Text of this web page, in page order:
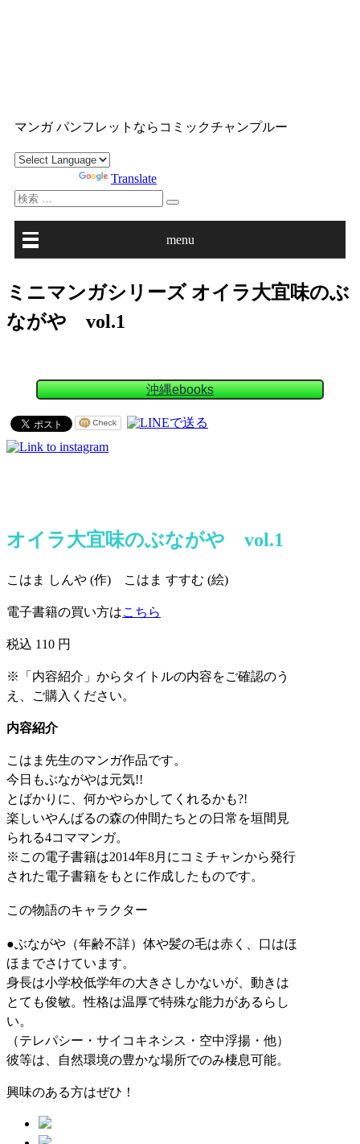
ス
キ
ッ
プ
マンガ パンフレットならコミックチャンプルー
Translate
検
対
象:
menu
ミニマンガシリーズ オイラ大宜味のぶ
ながや vol.1
沖縄ebooks
オイラ大宜味のぶながや vol.1
こはま しんや (作) こはま すすむ (絵)
電子書籍の買い方はこちら
税込 110 円
※「内容紹介」からタイトルの内容をご確認のう
え、ご購入ください。
内容紹介
こはま先生のマンガ作品です。
今日もぶながやは元気!!
とばかりに、何かやらかしてくれるかも?!
楽しいやんばるの森の仲間たちとの日常を垣間見
られる4コママンガ。
※この電子書籍は2014年8月にコミチャンから発行
された電子書籍をもとに作成したものです。
この物語のキャラクター
●ぶながや（年齢不詳）体や髪の毛は赤く、口はほ
ほまでさけています。
身長は小学校低学年の大きさしかないが、動きは
とても俊敏。性格は温厚で特殊な能力があるらし
い。
（テレパシー・サイコキネシス・空中浮揚・他）
彼等は、自然環境の豊かな場所でのみ棲息可能。
興味のある方はぜひ！